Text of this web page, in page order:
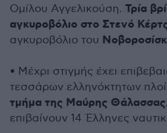
Ομίλου Αγγελικούση. Τρία
αγκυροβόλιο στο Στενό
αγκυροβόλιο του
• Μέχρι στιγμής έχει
τεσσάρων ελληνόκτητων
τμήμα της Μαύρης Θάλασσας
επιβαίνουν 14 Έλληνες